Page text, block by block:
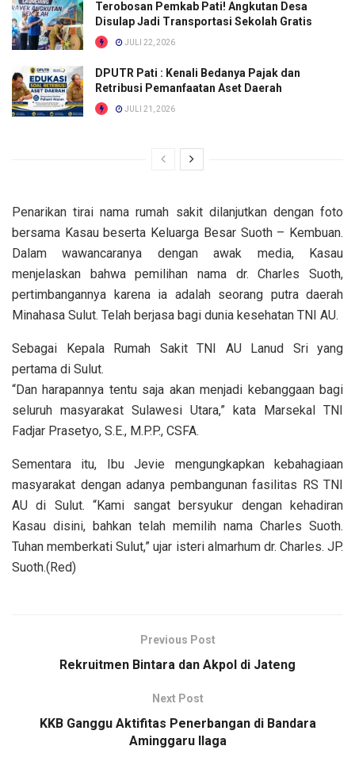
Terobosan Pemkab Pati! Angkutan Desa
Disulap Jadi Transportasi Sekolah Gratis
JULI 22, 2026
DPUTR Pati : Kenali Bedanya Pajak dan
Retribusi Pemanfaatan Aset Daerah
JULI 21, 2026
Penarikan tirai nama rumah sakit dilanjutkan dengan foto
bersama Kasau beserta Keluarga Besar Suoth – Kembuan.
Dalam wawancaranya dengan awak media, Kasau
menjelaskan bahwa pemilihan nama dr. Charles Suoth,
pertimbangannya karena ia adalah seorang putra daerah
Minahasa Sulut. Telah berjasa bagi dunia kesehatan TNI AU.
Sebagai Kepala Rumah Sakit TNI AU Lanud Sri yang
pertama di Sulut.
“Dan harapannya tentu saja akan menjadi kebanggaan bagi
seluruh masyarakat Sulawesi Utara,” kata Marsekal TNI
Fadjar Prasetyo, S.E., M.P.P., CSFA.
Sementara itu, Ibu Jevie mengungkapkan kebahagiaan
masyarakat dengan adanya pembangunan fasilitas RS TNI
AU di Sulut. “Kami sangat bersyukur dengan kehadiran
Kasau disini, bahkan telah memilih nama Charles Suoth.
Tuhan memberkati Sulut,” ujar isteri almarhum dr. Charles. JP.
Suoth.(Red)
Previous Post
Rekruitmen Bintara dan Akpol di Jateng
Next Post
KKB Ganggu Aktifitas Penerbangan di Bandara
Aminggaru Ilaga